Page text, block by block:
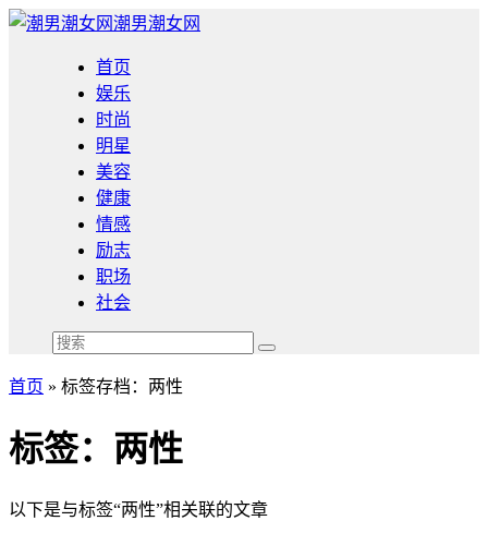
潮男潮女网
首页
娱乐
时尚
明星
美容
健康
情感
励志
职场
社会
首页 » 标签存档：两性
标签：两性
以下是与标签“两性”相关联的文章